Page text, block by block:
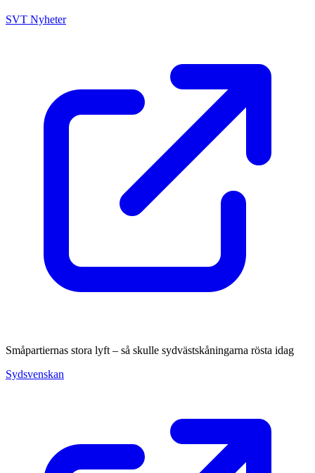
SVT Nyheter
Småpartiernas stora lyft – så skulle sydvästskåningarna rösta idag
Sydsvenskan